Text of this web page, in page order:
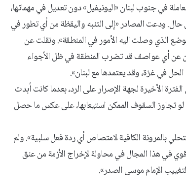
في جنوب لبنان «اليونيفيل» دون تعديل في مهماتها،
ودعت المصادر «إلى التنبه واليقظة من أي تطور في
الذي وصلت اليه الأمور في المنطقة». ونقلت عن
عن أي عواصف قد تضرب المنطقة في ظل الأجواء
في غزة، وقد يعتمدها مع لبنان».
الأخيرة لجهة الإصرار على الرد، بعدما كانت أبدت
لو تجاوز السقوف الممكن استيعابها، على عكس ما حصل
بالمرونة الكافية لامتصاص أي ردة فعل سلبية». ولم
في هذا المجال في محاولة لإخراج الأزمة من عنق